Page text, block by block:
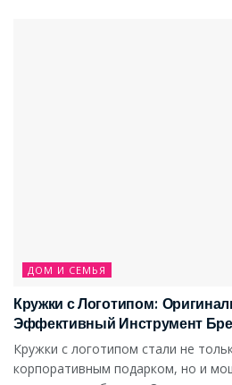
ДОМ И СЕМЬЯ
Кружки с Логотипом:
Эффективный Инструмент
Кружки с логотипом стали не
корпоративным подарком, но и